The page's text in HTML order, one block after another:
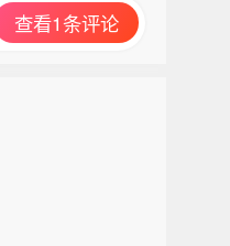
查看1条评论